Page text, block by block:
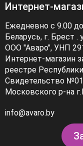
Интернет-
Ежедневно с 9.00
Беларусь, г. Брест .
ООО "Аваро", УНП
Интернет-магазин
реестре
Свидетельство
Московского р-на
info@avaro.by